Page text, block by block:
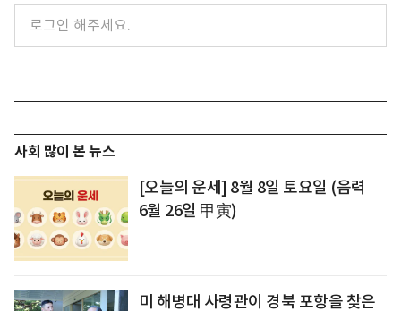
사회 많이 본 뉴스
[오늘의 운세] 8월 8일 토요일 (음력
6월 26일 甲寅)
미 해병대 사령관이 경북 포항을 찾은